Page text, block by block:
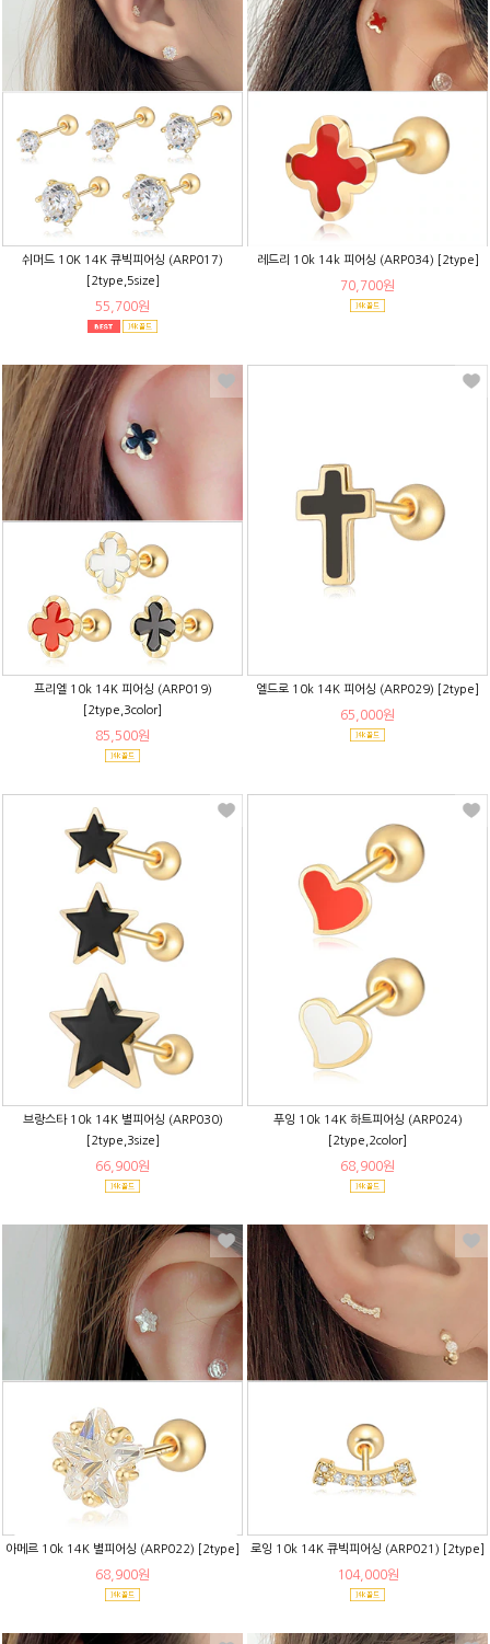
쉬머드 10K 14K 큐빅피어싱 (ARP017)
[2type,5size]
55,700원
레드리 10k 14k 피어싱 (ARP034) [2type]
70,700원
프리엘 10k 14K 피어싱 (ARP019)
[2type,3color]
85,500원
엘드로 10k 14K 피어싱 (ARP029) [2type]
65,000원
브랑스타 10k 14K 별피어싱 (ARP030)
[2type,3size]
66,900원
푸잉 10k 14K 하트피어싱 (ARP024)
[2type,2color]
68,900원
아메르 10k 14K 별피어싱 (ARP022) [2type]
68,900원
로잉 10k 14K 큐빅피어싱 (ARP021) [2type]
104,000원